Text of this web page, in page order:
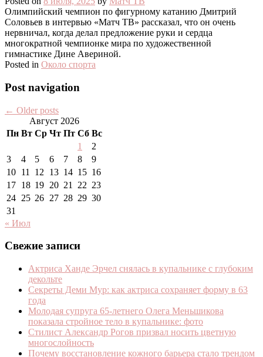
Олимпийский чемпион по фигурному катанию Дмитрий
Соловьев в интервью «Матч ТВ» рассказал, что он очень
нервничал, когда делал предложение руки и сердца
многократной чемпионке мира по художественной
гимнастике Дине Авериной.
Posted in Около спорта
Post navigation
← Older posts
Август 2026
Пн Вт Ср Чт Пт Сб Вс
1
2
3
4 5 6 7 8
9
10 11 12 13 14 15 16
17 18 19 20 21 22 23
24 25 26 27 28 29 30
31
« Июл
Свежие записи
Актриса Ханде Эрчел снялась в купальнике с глубоким
декольте
Секреты Деми Мур: как актриса сохраняет форму в 63
года
Молодая супруга 65-летнего Олега Меньшикова
показала стройное тело в купальнике: фото
Стилист Александр Рогов призвал носить цветную
многослойность
Почему восстановление кожного барьера стало трендом